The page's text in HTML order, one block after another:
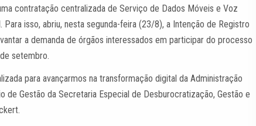
contratação centralizada de Serviço de Dados Móveis e Voz
Para isso, abriu, nesta segunda-feira (23/8), a Intenção de Registro
a demanda de órgãos interessados em participar do processo
setembro.
para avançarmos na transformação digital da Administração
de Gestão da Secretaria Especial de Desburocratização, Gestão e